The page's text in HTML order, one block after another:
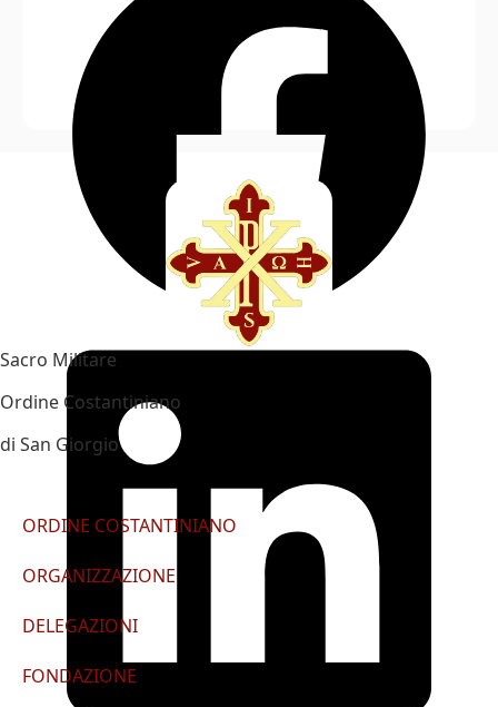
Sacro Militare
Ordine Costantiniano
di San Giorgio
ORDINE COSTANTINIANO
ORGANIZZAZIONE
DELEGAZIONI
FONDAZIONE